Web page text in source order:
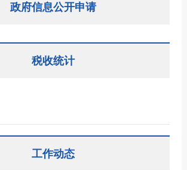
政府信息公开申请
税收统计
工作动态